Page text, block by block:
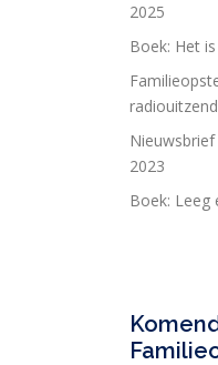
2025
Boek: Het
2023
Boek: Leeg